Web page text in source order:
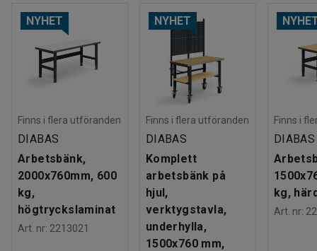
NYHET
Finns i flera utföranden
DIABAS
Arbetsbänk,
2000x760mm, 600
kg,
högtryckslaminat
Art. nr: 2213021
NYHET
Finns i flera utföranden
DIABAS
Komplett
arbetsbänk på
hjul,
verktygstavla,
underhylla,
1500x760 mm,
Finns i
DIABAS
kg,
Art. nr: